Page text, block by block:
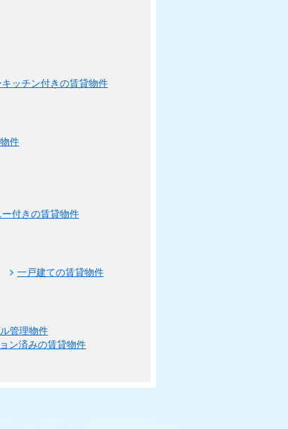
ッチン付きの賃貸物件
件
付きの賃貸物件
一戸建ての賃貸物件
管理物件
ン済みの賃貸物件